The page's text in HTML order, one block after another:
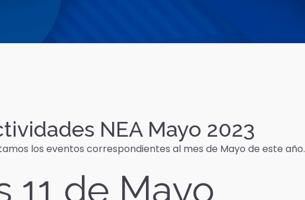
NEA Mayo 2023
los eventos correspondientes al mes de Mayo de este año.
11 de Mayo